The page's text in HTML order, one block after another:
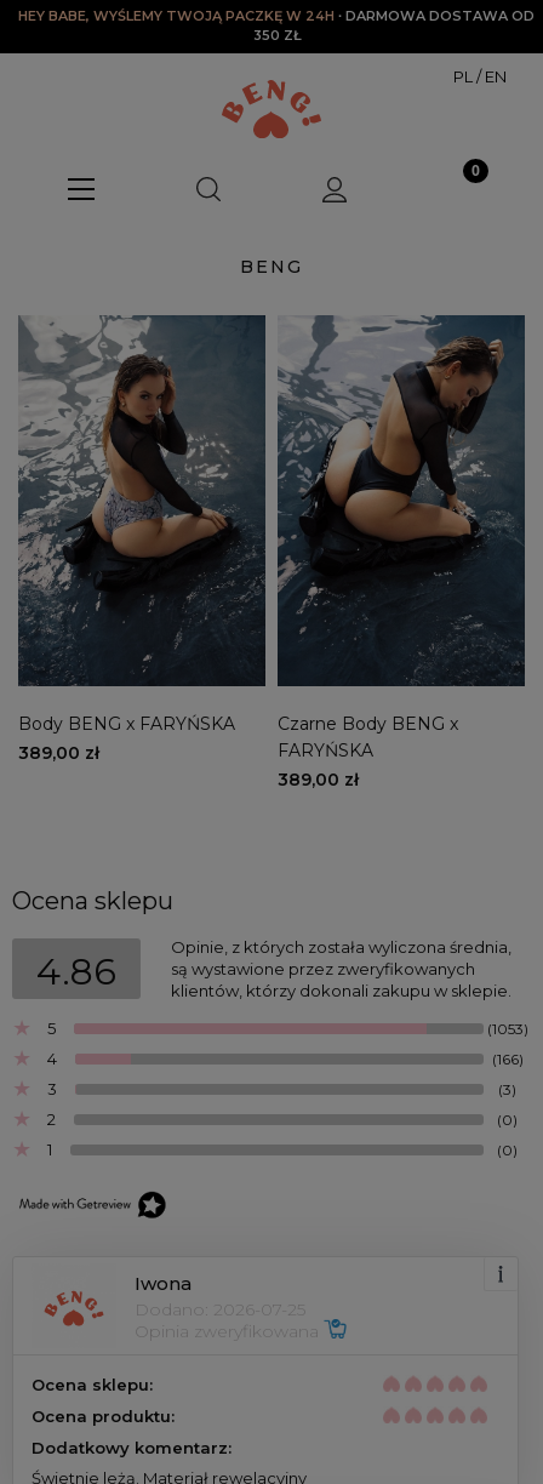
HEY BABE, WYŚLEMY TWOJĄ PACZKĘ W 24H ∙ DARMOWA DOSTAWA OD
350 ZŁ
PL /EN
BENG
Body BENG x FARYŃSKA
389,00 zł
Czarne Body BENG x
FARYŃSKA
389,00 zł
Ocena sklepu
4.86
Opinie, z których została wyliczona średnia,
są wystawione przez zweryfikowanych
klientów, którzy dokonali zakupu w sklepie.
5
(1053)
4 (166)
3 (3)
2 (0)
1 (0)
Iwona
Dodano: 2026-07-25
Opinia zweryfikowana
Ocena sklepu:
Ocena produktu:
Dodatkowy komentarz:
Świetnie leżą. Materiał rewelacyjny